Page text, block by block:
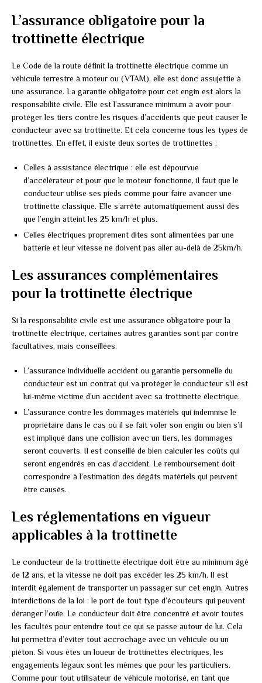
L’assurance obligatoire pour la
trottinette électrique
Le Code de la route définit la trottinette électrique comme un
véhicule terrestre à moteur ou (VTAM), elle est donc assujettie à
une assurance. La garantie obligatoire pour cet engin est alors la
responsabilité civile. Elle est l’assurance minimum à avoir pour
protéger les tiers contre les risques d’accidents que peut causer le
conducteur avec sa trottinette. Et cela concerne tous les types de
trottinettes. En effet, il existe deux sortes de trottinettes :
Celles à assistance électrique : elle est dépourvue
d’accélérateur et pour que le moteur fonctionne, il faut que le
conducteur utilise ses pieds comme pour faire avancer une
trottinette classique. Elle s’arrête automatiquement aussi dès
que l’engin atteint les 25 km/h et plus.
Celles électriques proprement dites sont alimentées par une
batterie et leur vitesse ne doivent pas aller au-delà de 25km/h.
Les assurances complémentaires
pour la trottinette électrique
Si la responsabilité civile est une assurance obligatoire pour la
trottinette électrique, certaines autres garanties sont par contre
facultatives, mais conseillées.
L’assurance individuelle accident ou garantie personnelle du
conducteur est un contrat qui va protéger le conducteur s’il est
lui-même victime d’un accident avec sa trottinette électrique.
L’assurance contre les dommages matériels qui indemnise le
propriétaire dans le cas où il se fait voler son engin ou bien s’il
est impliqué dans une collision avec un tiers, les dommages
seront couverts. Il est conseillé de bien calculer les coûts qui
seront engendrés en cas d’accident. Le remboursement doit
correspondre à l’estimation des dégâts matériels qui peuvent
être causés.
Les réglementations en vigueur
applicables à la trottinette
Le conducteur de la trottinette électrique doit être au minimum âgé
de 12 ans, et la vitesse ne doit pas excéder les 25 km/h. Il est
interdit également de transporter un passager sur cet engin. Autres
interdictions de la loi : le port de tout type d’écouteurs qui peuvent
déranger l’ouïe. Le conducteur doit être concentré et avoir toutes
les facultés pour entendre tout ce qui se passe autour de lui. Cela
lui permettra d’éviter tout accrochage avec un véhicule ou un
piéton. Si vous êtes un loueur de trottinettes électriques, les
engagements légaux sont les mêmes que pour les particuliers.
Comme pour tout utilisateur de véhicule motorisé, en tant que